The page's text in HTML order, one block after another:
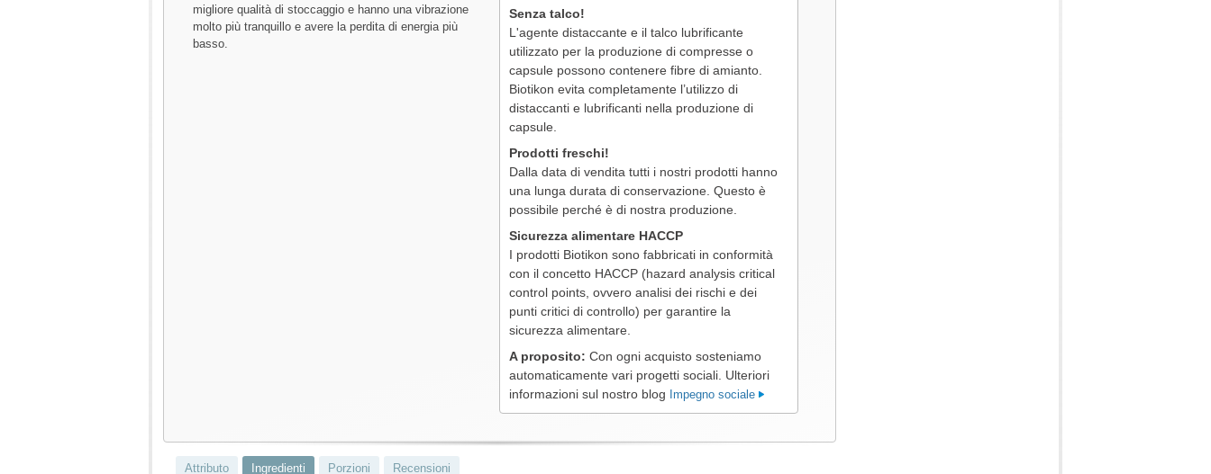
migliore qualità di stoccaggio e hanno una vibrazione
molto più tranquillo e avere la perdita di energia più
basso.
Senza talco!
L'agente distaccante e il talco lubrificante
utilizzato per la produzione di compresse o
capsule possono contenere fibre di amianto.
Biotikon evita completamente l’utilizzo di
distaccanti e lubrificanti nella produzione di
capsule.
Prodotti freschi!
Dalla data di vendita tutti i nostri prodotti hanno
una lunga durata di conservazione. Questo è
possibile perché è di nostra produzione.
Sicurezza alimentare HACCP
I prodotti Biotikon sono fabbricati in conformità
con il concetto HACCP (hazard analysis critical
control points, ovvero analisi dei rischi e dei
punti critici di controllo) per garantire la
sicurezza alimentare.
A proposito: Con ogni acquisto sosteniamo
automaticamente vari progetti sociali. Ulteriori
informazioni sul nostro blog Impegno sociale
Attributo Ingredienti Porzioni Recensioni